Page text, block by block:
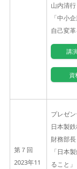
山内清
「中小
自己変
講
資
第７回
2023年11
プレゼ
日本製
財務部
「日本
ること」